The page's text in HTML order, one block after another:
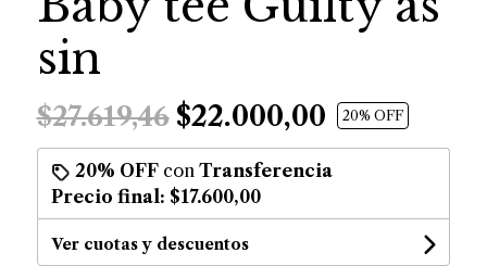
sin
$27.619,46$22.000,00 20% OFF
20% OFFcon Transferencia
Precio final: $17.600,00
Ver cuotas y descuentos